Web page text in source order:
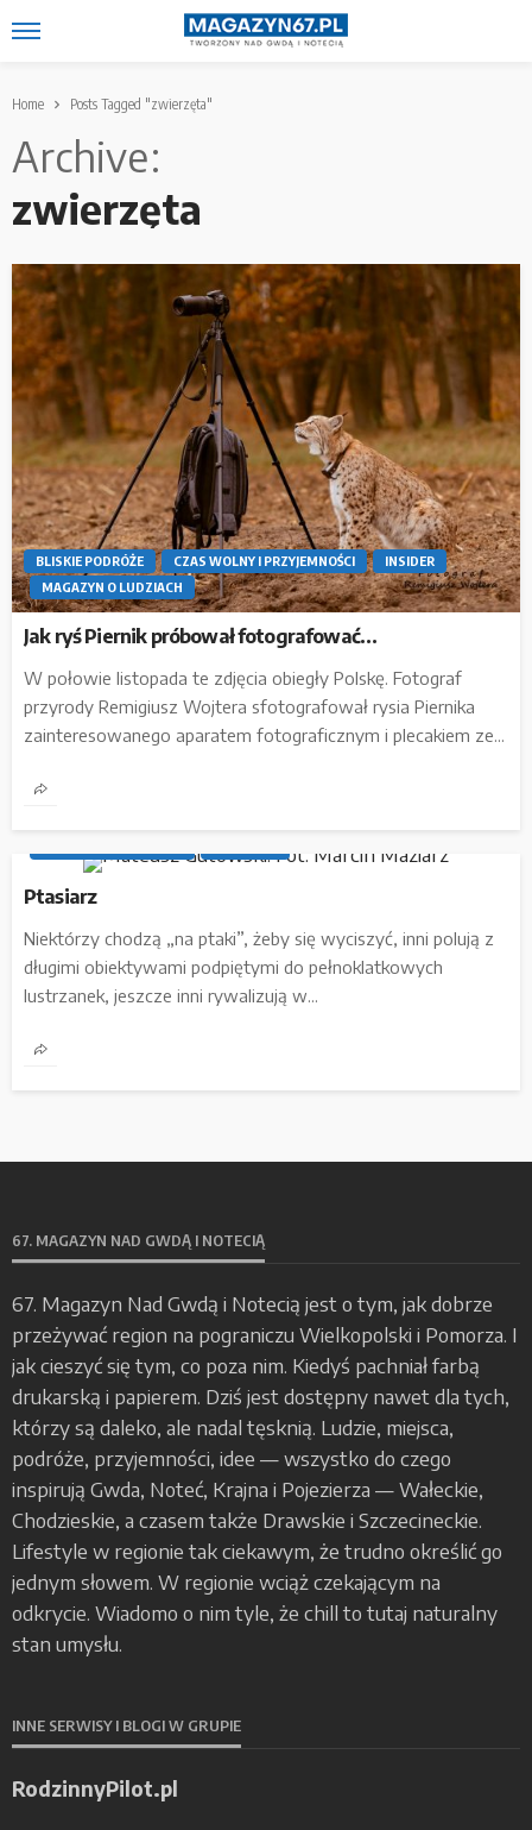
Home Posts Tagged "zwierzęta"
Archive
zwierzęta
BLISKIE PODRÓŻE CZAS WOLNY I PRZYJEMNOŚCI
INSIDER
MAGAZYN O LUDZIACH
Jak ryś Piernik próbował fotografować…
W połowie listopada te zdjęcia obiegły Polskę. Fotograf
przyrody Remigiusz Wojtera sfotografował rysia Piernika
zainteresowanego aparatem fotograficznym i plecakiem ze...
Ptasiarz
Niektórzy chodzą „na ptaki”, żeby się wyciszyć, inni polują z
długimi obiektywami podpiętymi do pełnoklatkowych
lustrzanek, jeszcze inni rywalizują w...
67. MAGAZYN NAD GWDĄ I NOTECIĄ
67. Magazyn Nad Gwdą i Notecią jest o tym, jak dobrze
przeżywać region na pograniczu Wielkopolski i Pomorza. I
jak cieszyć się tym, co poza nim. Kiedyś pachniał farbą
drukarską i papierem. Dziś jest dostępny nawet dla tych,
którzy są daleko, ale nadal tęsknią. Ludzie, miejsca,
podróże, przyjemności, idee — wszystko do czego
inspirują Gwda, Noteć, Krajna i Pojezierza — Wałeckie,
Chodzieskie, a czasem także Drawskie i Szczecineckie.
Lifestyle w regionie tak ciekawym, że trudno określić go
jednym słowem. W regionie wciąż czekającym na
odkrycie. Wiadomo o nim tyle, że chill to tutaj naturalny
stan umysłu.
INNE SERWISY I BLOGI W GRUPIE
RodzinnyPilot.pl